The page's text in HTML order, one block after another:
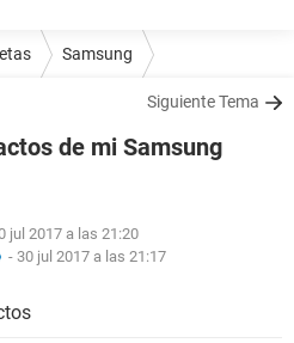
Samsung
Siguiente Tema
de mi Samsung
jul 2017 a las 21:20
- 30 jul 2017 a las 21:17